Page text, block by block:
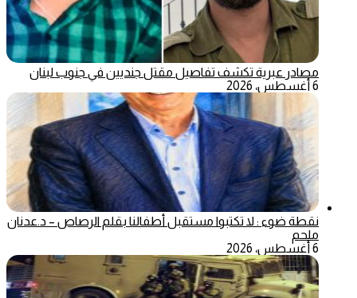
مصادر عبرية تكشف تفاصيل مقتل جنديين في جنوب لبنان
6 أغسطس، 2026
نقطة ضوء : لا تكتبوا مستقبل أطفالنا بقلم الرصاص – د.عدنان
ملحم
6 أغسطس، 2026